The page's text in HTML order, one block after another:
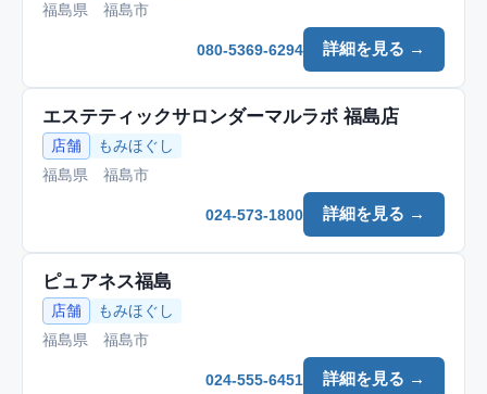
福島県 福島市
詳細を見る →
080-5369-6294
エステティックサロンダーマルラボ 福島店
店舗
もみほぐし
福島県 福島市
詳細を見る →
024-573-1800
ピュアネス福島
店舗
もみほぐし
福島県 福島市
詳細を見る →
024-555-6451